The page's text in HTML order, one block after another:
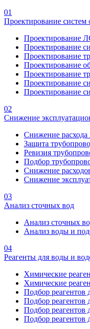
01
Проектирование систем
Проектирование
Проектирование
Проектирование
Проектирование
Проектирование
Проектирование
Проектирование
02
Снижение
Снижение расхода
Защита
Ревизия
Подбор
Снижение
Снижение
03
Анализ сточных вод
Анализ сточных
Анализ воды и
04
Реагенты для воды и
Химические
Химические
Подбор реагентов
Подбор
Подбор реагентов
Подбор реагентов